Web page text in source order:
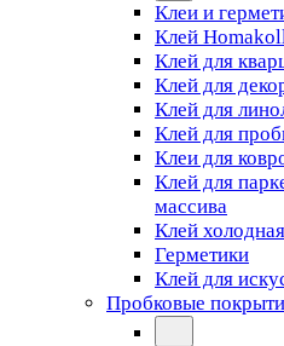
Клеи и
Клей
Клей для
Клей для
Клей для
Клей для
Клеи для
Клей для
массива
Клей
Герметики
Клей для
Пробковые